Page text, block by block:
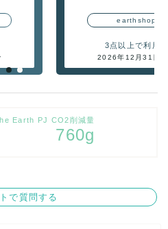
earthshop
3点以上で利用
2026年12月31日
Earth PJ CO2削減量
760g
で質問する